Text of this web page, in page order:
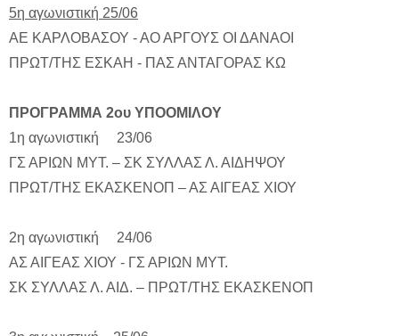
5η αγωνιστική 25/06
ΑΕ ΚΑΡΛΟΒΑΣΟΥ - ΑΟ ΑΡΓΟΥΣ ΟΙ ΔΑΝΑΟΙ
ΠΡΩΤ/ΤΗΣ ΕΣΚΑΗ - ΠΑΣ ΑΝΤΑΓΟΡΑΣ ΚΩ
ΠΡΟΓΡΑΜΜΑ 2ου ΥΠΟΟΜΙΛΟΥ
1η αγωνιστική 23/06
ΓΣ ΑΡΙΩΝ ΜΥΤ. – ΣΚ ΣΥΛΛΑΣ Λ. ΑΙΔΗΨΟΥ
ΠΡΩΤ/ΤΗΣ ΕΚΑΣΚΕΝΟΠ – ΑΣ ΑΙΓΕΑΣ ΧΙΟΥ
2η αγωνιστική 24/06
ΑΣ ΑΙΓΕΑΣ ΧΙΟΥ - ΓΣ ΑΡΙΩΝ ΜΥΤ.
ΣΚ ΣΥΛΛΑΣ Λ. ΑΙΔ. – ΠΡΩΤ/ΤΗΣ ΕΚΑΣΚΕΝΟΠ